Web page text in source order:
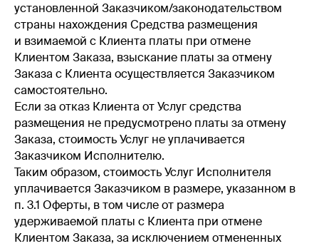
установленной Заказчиком/законодательством
страны нахождения Средства размещения
и взимаемой с Клиента платы при отмене
Клиентом Заказа, взыскание платы за отмену
Заказа с Клиента осуществляется Заказчиком
самостоятельно.
Если за отказ Клиента от Услуг средства
размещения не предусмотрено платы за отмену
Заказа, стоимость Услуг не уплачивается
Заказчиком Исполнителю.
Таким образом, стоимость Услуг Исполнителя
уплачивается Заказчиком в размере, указанном в
п. 3.1 Оферты, в том числе от размера
удерживаемой платы с Клиента при отмене
Клиентом Заказа, за исключением отмененных